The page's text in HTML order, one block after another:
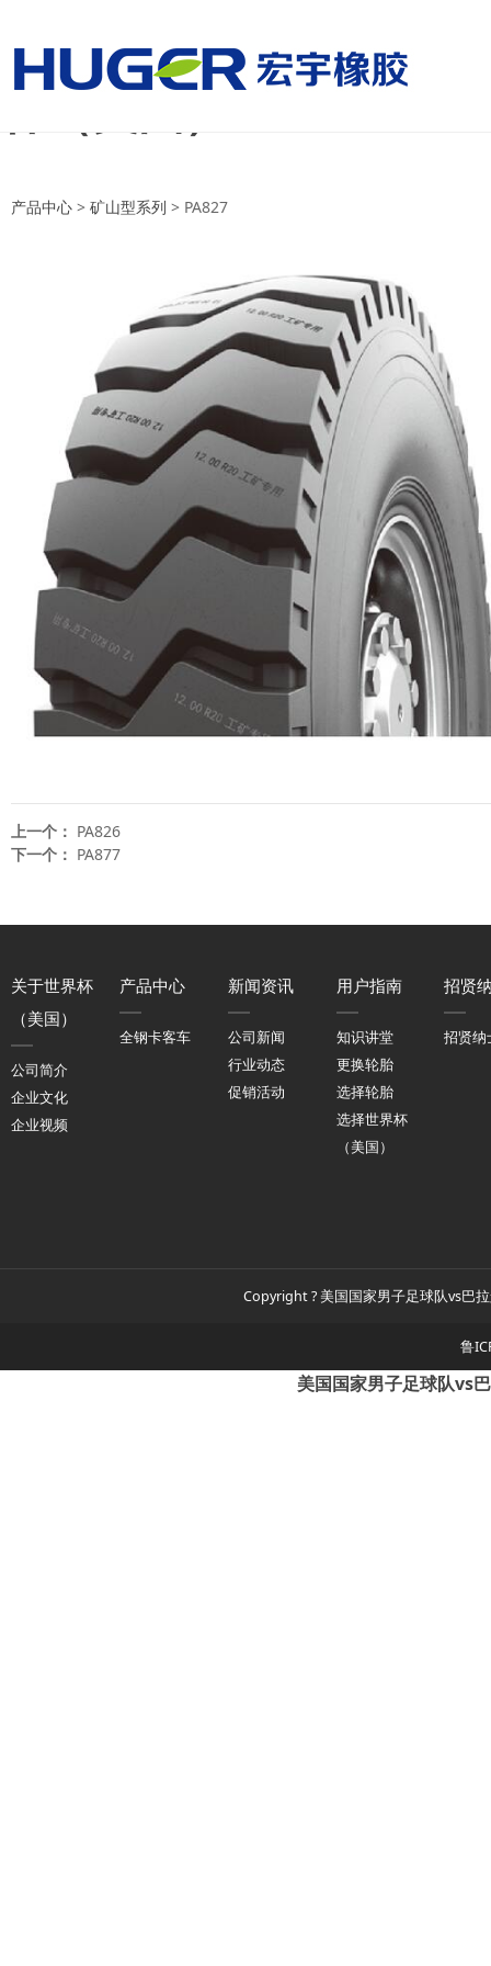
美国国家男子足球队
杯（美国）
美国国家男子足球队vs巴拉圭
产品中心 > 矿山型系列 > PA827
上一个： PA826
下一个： PA877
关于世界杯
（美国）
公司简介
企业文化
企业视频
产品中心
全钢卡客车
新闻资讯
公司新闻
行业动态
促销活动
用户指南
知识讲堂
更换轮胎
选择轮胎
选择世界杯
（美国）
招贤
招贤纳
Copyright ? 美国国家男子足球队vs巴
鲁
美国国家男子足球队vs